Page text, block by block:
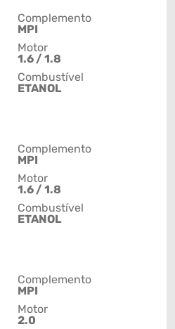
Complemento
MPI
Motor
1.6 / 1.8
Combustível
ETANOL
Complemento
MPI
Motor
1.6 / 1.8
Combustível
ETANOL
Complemento
MPI
Motor
2.0